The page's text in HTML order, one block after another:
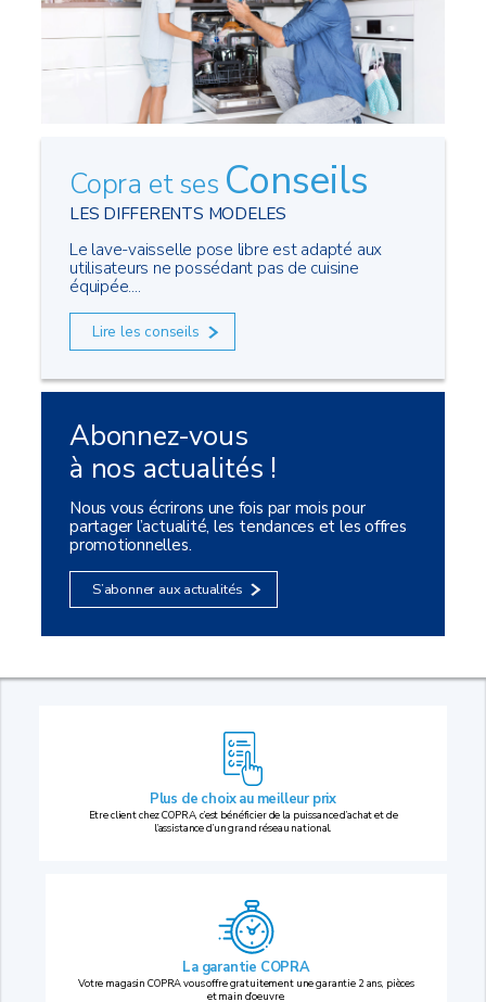
Copra et ses Conseils
LES DIFFERENTS MODELES
Le lave-vaisselle pose libre est adapté aux
utilisateurs ne possédant pas de cuisine
équipée....
Lire les conseils
Abonnez-vous
à nos actualités !
Nous vous écrirons une fois par mois pour
partager l’actualité, les tendances et les offres
promotionnelles.
S’abonner aux actualités
Plus de choix au meilleur prix
Etre client chez COPRA, c’est bénéficier de la puissance d’achat et de
l’assistance d’un grand réseau national.
La garantie COPRA
Votre magasin COPRA vous offre gratuitement une garantie 2 ans, pièces
et main d’oeuvre.